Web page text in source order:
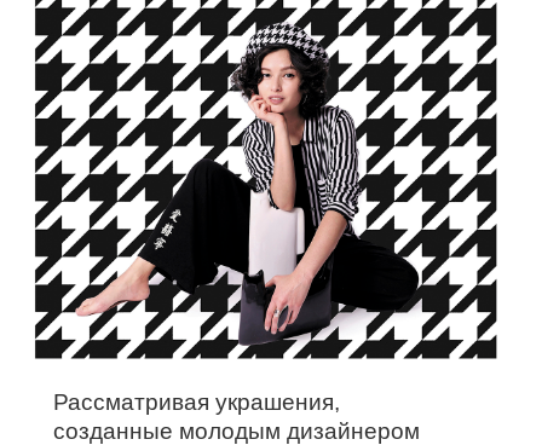
Рассматривая украшения,
созданные молодым дизайнером